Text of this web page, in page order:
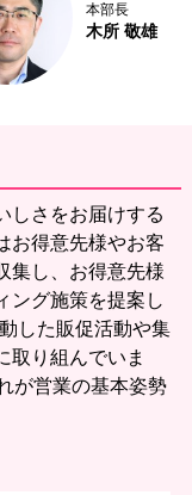
本部長
木所 敬雄
しさをお届けする
お得意先様やお客
集し、お得意先様
ング施策を提案し
した販促活動や集
取り組んでいま
が営業の基本姿勢